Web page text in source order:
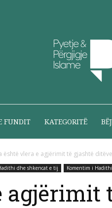
FUNDIT KATEGORITË
është vlera e agjërimit të gjashtë
dhe shkencat e tij Komentim i
agjërimit